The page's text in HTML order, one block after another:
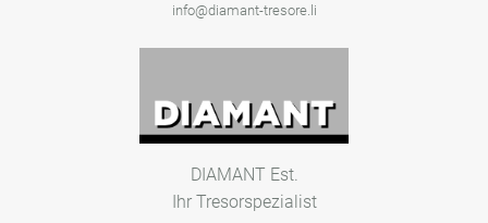
info@diamant-tresore.li
DIAMANT Est.
Ihr Tresorspezialist